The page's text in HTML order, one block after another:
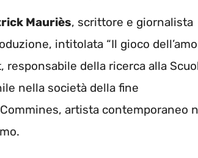
Mauriès, scrittore e giornalista
intitolata “Il gioco
responsabile della ricerca alla
nella società della fine
artista contemporaneo